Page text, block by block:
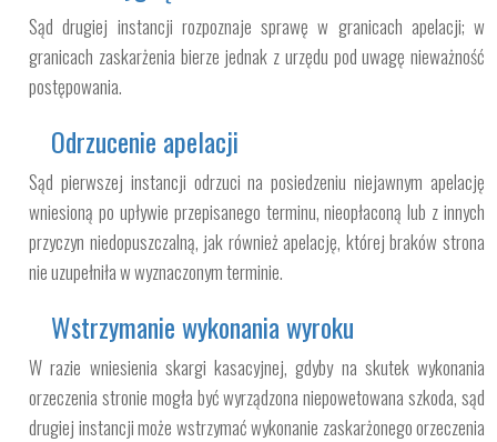
Sąd drugiej instancji rozpoznaje sprawę w granicach apelacji; w
granicach zaskarżenia bierze jednak z urzędu pod uwagę nieważność
postępowania.
Odrzucenie apelacji
Sąd pierwszej instancji odrzuci na posiedzeniu niejawnym apelację
wniesioną po upływie przepisanego terminu, nieopłaconą lub z innych
przyczyn niedopuszczalną, jak również apelację, której braków strona
nie uzupełniła w wyznaczonym terminie.
Wstrzymanie wykonania wyroku
W razie wniesienia skargi kasacyjnej, gdyby na skutek wykonania
orzeczenia stronie mogła być wyrządzona niepowetowana szkoda, sąd
drugiej instancji może wstrzymać wykonanie zaskarżonego orzeczenia